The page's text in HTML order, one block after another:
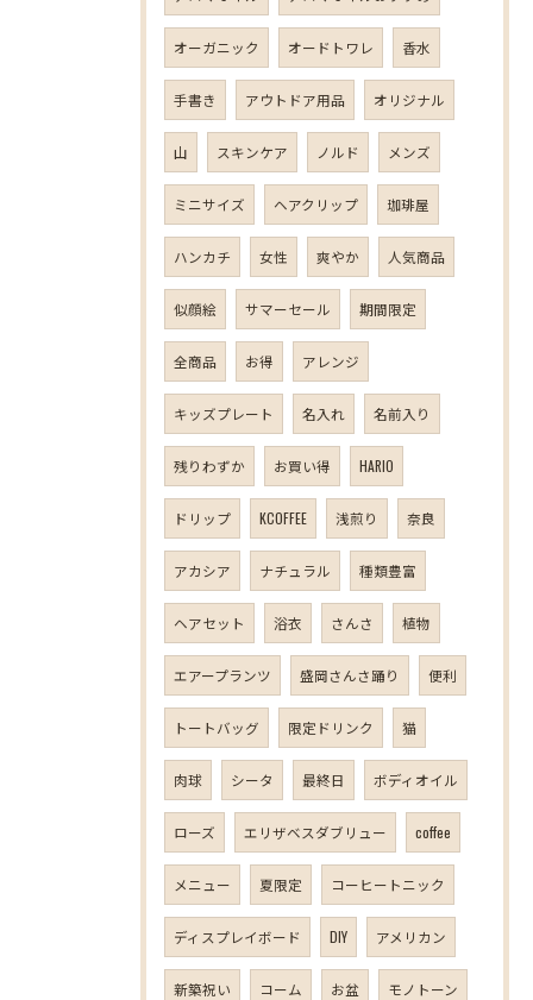
オーガニック オードトワレ 香水
手書き アウトドア用品 オリジナル
山 スキンケア ノルド メンズ
ミニサイズ ヘアクリップ 珈琲屋
ハンカチ 女性 爽やか 人気商品
似顔絵 サマーセール 期間限定
全商品 お得 アレンジ
キッズプレート 名入れ 名前入り
残りわずか お買い得 HARIO
ドリップ KCOFFEE 浅煎り 奈良
アカシア ナチュラル 種類豊富
ヘアセット 浴衣 さんさ 植物
エアープランツ 盛岡さんさ踊り 便利
トートバッグ 限定ドリンク 猫
肉球 シータ 最終日 ボディオイル
ローズ エリザベスダブリュー coffee
メニュー 夏限定 コーヒートニック
ディスプレイボード DIY アメリカン
新築祝い コーム お盆 モノトーン